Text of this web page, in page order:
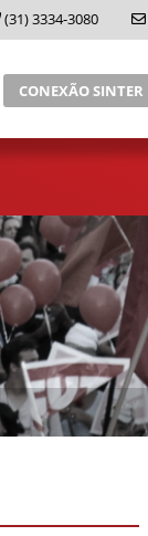
(31) 3334-3080
CONEXÃO SINTER